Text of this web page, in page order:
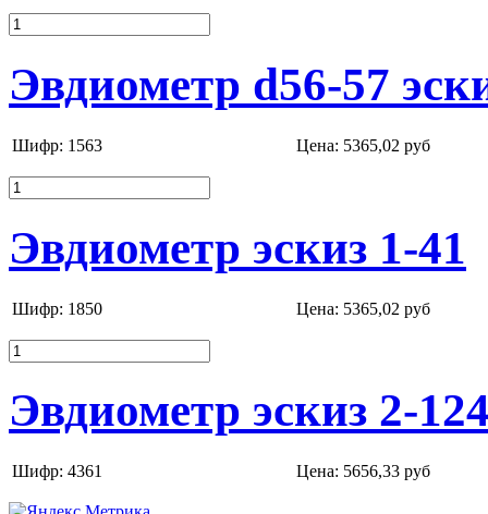
Эвдиометр d56-57
Шифр: 1563 Цена: 5365,02 руб
Эвдиометр эскиз 1-41
Шифр: 1850 Цена: 5365,02 руб
Эвдиометр эскиз 2-
Шифр: 4361 Цена: 5656,33 руб